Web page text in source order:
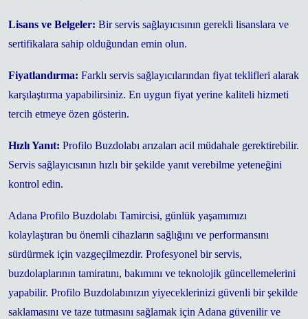
Lisans ve Belgeler: Bir servis sağlayıcısının gerekli lisanslara ve
sertifikalara sahip olduğundan emin olun.
Fiyatlandırma: Farklı servis sağlayıcılarından fiyat teklifleri alarak
karşılaştırma yapabilirsiniz. En uygun fiyat yerine kaliteli hizmeti
tercih etmeye özen gösterin.
Hızlı Yanıt: Profilo Buzdolabı arızaları acil müdahale gerektirebilir.
Servis sağlayıcısının hızlı bir şekilde yanıt verebilme yeteneğini
kontrol edin.
Adana Profilo Buzdolabı Tamircisi, günlük yaşamımızı
kolaylaştıran bu önemli cihazların sağlığını ve performansını
sürdürmek için vazgeçilmezdir. Profesyonel bir servis,
buzdolaplarının tamiratını, bakımını ve teknolojik güncellemelerini
yapabilir. Profilo Buzdolabınızın yiyeceklerinizi güvenli bir şekilde
saklamasını ve taze tutmasını sağlamak için Adana güvenilir ve